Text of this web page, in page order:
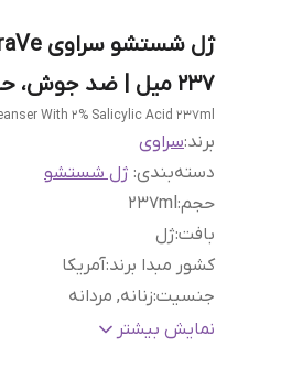
237 میل | ضد جوش، حاوی 2% سالیسیلیک اسید
With 2% Salicylic Acid 237ml
برند:سراوی
دسته‌بندی: ژل شستشو
حجم:
237ml
بافت:ژل
کشور مبدا برند:آمریکا
جنسیت:زنانه, مردانه
نوع پوست:چرب, چرب مختلط,نمایش بیشتر